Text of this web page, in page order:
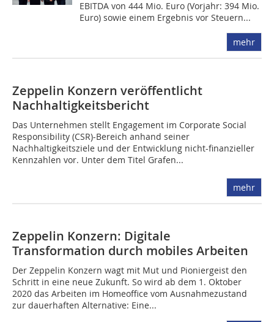
EBITDA von 444 Mio. Euro (Vorjahr: 394 Mio.
Euro) sowie einem Ergebnis vor Steuern...
mehr
Zeppelin Konzern veröffentlicht
Nachhaltigkeitsbericht
Das Unternehmen stellt Engagement im Corporate Social
Responsibility (CSR)-Bereich anhand seiner
Nachhaltigkeitsziele und der Entwicklung nicht-finanzieller
Kennzahlen vor. Unter dem Titel Grafen...
mehr
Zeppelin Konzern: Digitale
Transformation durch mobiles Arbeiten
Der Zeppelin Konzern wagt mit Mut und Pioniergeist den
Schritt in eine neue Zukunft. So wird ab dem 1. Oktober
2020 das Arbeiten im Homeoffice vom Ausnahmezustand
zur dauerhaften Alternative: Eine...